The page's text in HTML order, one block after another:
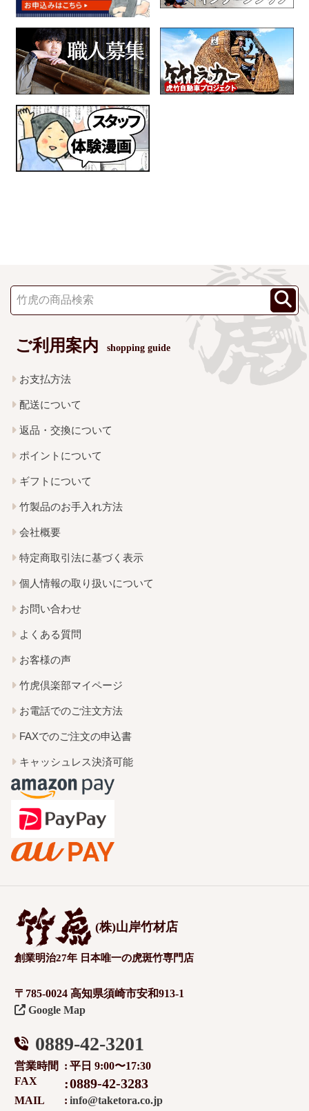
ご利用案内 shopping guide
お支払方法
配送について
返品・交換について
ポイントについて
ギフトについて
竹製品のお手入れ方法
会社概要
特定商取引法に基づく表示
個人情報の取り扱いについて
お問い合わせ
よくある質問
お客様の声
竹虎倶楽部マイページ
お電話でのご注文方法
FAXでのご注文の申込書
キャッシュレス決済可能
(株)山岸竹材店
創業明治27年 日本唯一の虎斑竹専門店
〒785-0024 高知県須崎市安和913-1
Google Map
0889-42-3201
営業時間
平日 9:00〜17:30
FAX
0889-42-3283
MAIL info@taketora.co.jp